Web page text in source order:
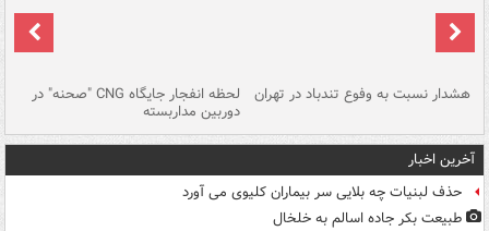
هشدار نسبت به وفوع تندباد در تهران لحظه انفجار جایگاه CNG "صحنه" در
دوربین مداربسته
آخرین اخبار
حذف لبنیات چه بلایی سر بیماران کلیوی می آورد
طبیعت بکر جاده اسالم به خلخال